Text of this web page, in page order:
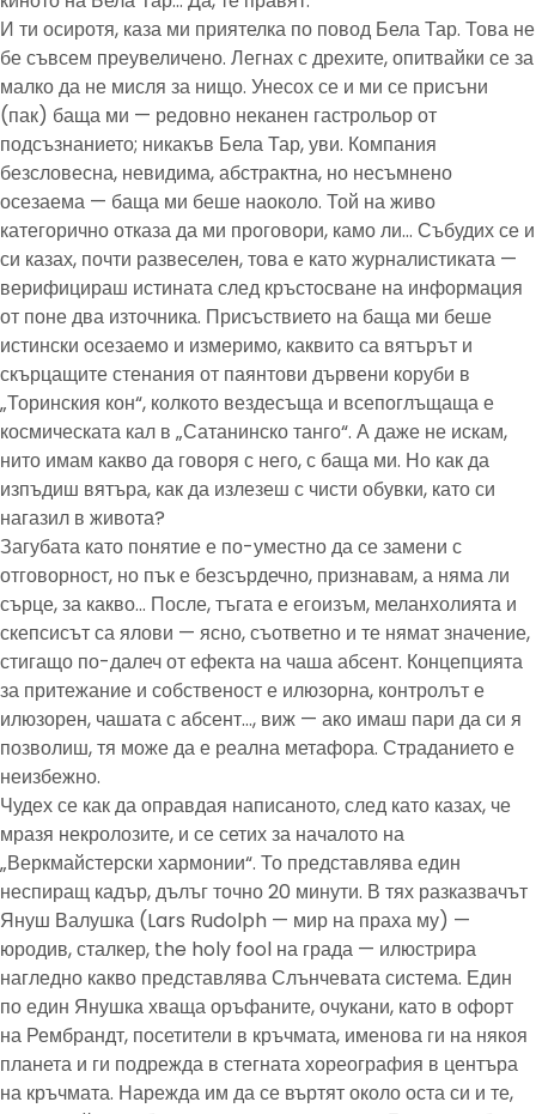
И ти осиротя, каза ми приятелка по повод Бела Тар. Това не
бе съвсем преувеличено. Легнах с дрехите, опитвайки се за
малко да не мисля за нищо. Унесох се и ми се присъни
(пак) баща ми — редовно неканен гастрольор от
подсъзнанието; никакъв Бела Тар, уви. Компания
безсловесна, невидима, абстрактна, но несъмнено
осезаема — баща ми беше наоколо. Той на живо
категорично отказа да ми проговори, камо ли… Събудих се и
си казах, почти развеселен, това е като журналистиката —
верифицираш истината след кръстосване на информация
от поне два източника. Присъствието на баща ми беше
истински осезаемо и измеримо, каквито са вятърът и
скърцащите стенания от паянтови дървени коруби в
„Торинския кон“, колкото вездесъща и всепоглъщаща е
космическата кал в „Сатанинско танго“. А даже не искам,
нито имам какво да говоря с него, с баща ми. Но как да
изпъдиш вятъра, как да излезеш с чисти обувки, като си
нагазил в живота?
Загубата като понятие е по-уместно да се замени с
отговорност, но пък е безсърдечно, признавам, а няма ли
сърце, за какво… После, тъгата е егоизъм, меланхолията и
скепсисът са ялови — ясно, съответно и те нямат значение,
стигащо по-далеч от ефекта на чаша абсент. Концепцията
за притежание и собственост е илюзорна, контролът е
илюзорен, чашата с абсент…, виж — ако имаш пари да си я
позволиш, тя може да е реална метафора. Страданието е
неизбежно.
Чудех се как да оправдая написаното, след като казах, че
мразя некролозите, и се сетих за началото на
„Веркмайстерски хармонии“. То представлява един
неспиращ кадър, дълъг точно 20 минути. В тях разказвачът
Януш Валушка (Lars Rudolph — мир на праха му) —
юродив, сталкер, the holy fool на града — илюстрира
нагледно какво представлява Слънчевата система. Един
по един Янушка хваща оръфаните, очукани, като в офорт
на Рембрандт, посетители в кръчмата, именова ги на някоя
планета и ги подрежда в стегната хореография в центъра
на кръчмата. Нарежда им да се въртят около оста си и те,